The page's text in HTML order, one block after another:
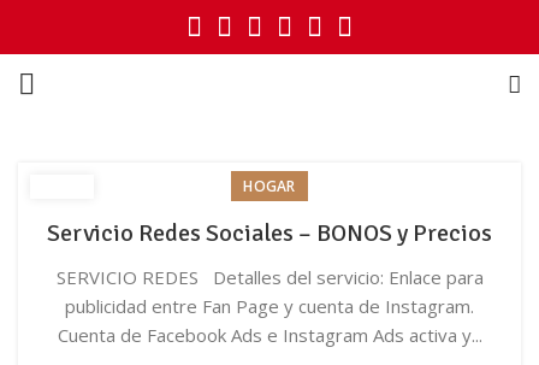
HOGAR
Servicio Redes Sociales – BONOS y Precios
SERVICIO REDES Detalles del servicio: Enlace para
publicidad entre Fan Page y cuenta de Instagram.
Cuenta de Facebook Ads e Instagram Ads activa y...